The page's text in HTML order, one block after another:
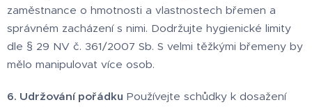
zaměstnance o hmotnosti a vlastnostech břemen a
správném zacházení s nimi. Dodržujte hygienické limity
dle § 29 NV č. 361/2007 Sb. S velmi těžkými břemeny by
mělo manipulovat více osob.
6. Udržování pořádku Používejte schůdky k dosažení